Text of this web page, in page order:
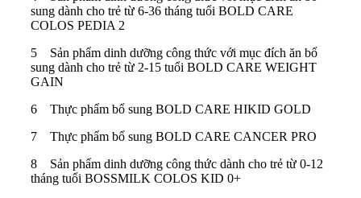
sung dành cho trẻ từ 6-36 tháng tuổi BOLD CARE
COLOS PEDIA 2
5 Sản phẩm dinh dưỡng công thức với mục đích ăn bổ
sung dành cho trẻ từ 2-15 tuổi BOLD CARE WEIGHT
GAIN
6 Thực phẩm bổ sung BOLD CARE HIKID GOLD
7 Thực phẩm bổ sung BOLD CARE CANCER PRO
8 Sản phẩm dinh dưỡng công thức dành cho trẻ từ 0-12
tháng tuổi BOSSMILK COLOS KID 0+